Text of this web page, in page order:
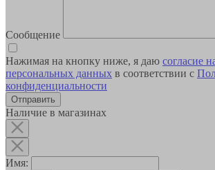
Сообщение
Нажимая на кнопку ниже, я даю согласие
персональных данных в соответствии с
конфиденциальности
Наличие в магазинах
Имя: